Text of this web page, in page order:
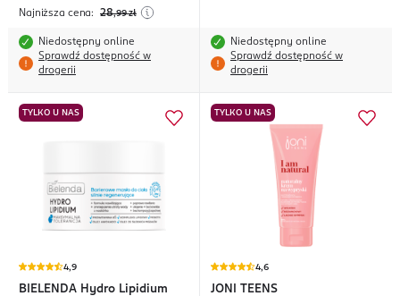
Najniższa cena: 28,99 zł
Niedostępny online
Sprawdź dostępność w
drogerii
Niedostępny online
Sprawdź dostępność w
drogerii
TYLKO U NAS
4,9
BIELENDA Hydro Lipidium
TYLKO U NAS
4,6
JONI TEENS